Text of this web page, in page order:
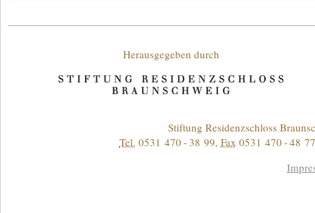
Herausgegeben durch
Stiftung Residenzschloss
Tel. 0531 470 - 38 99, Fax 0531 470 - 48